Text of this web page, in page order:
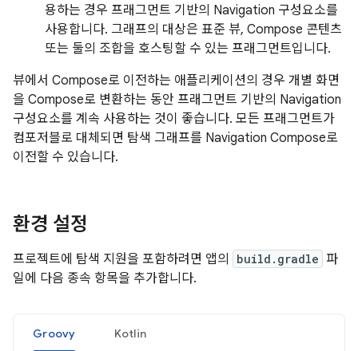
용하는 경우 프래그먼트 기반의 Navigation 구성요소를
사용합니다. 그래프의 대상은 표준 뷰, Compose 콘텐츠
또는 둘의 조합을 호스팅할 수 있는 프래그먼트입니다.
뷰에서 Compose로 이전하는 애플리케이션의 경우 개별 화면
을 Compose로 변환하는 동안 프래그먼트 기반의 Navigation
구성요소를 계속 사용하는 것이 좋습니다. 모든 프래그먼트가
컴포저블로 대체되면 탐색 그래프를 Navigation Compose로
이전할 수 있습니다.
환경 설정
프로젝트에 탐색 지원을 포함하려면 앱의 build.gradle 파
일에 다음 종속 항목을 추가합니다.
Groovy Kotlin